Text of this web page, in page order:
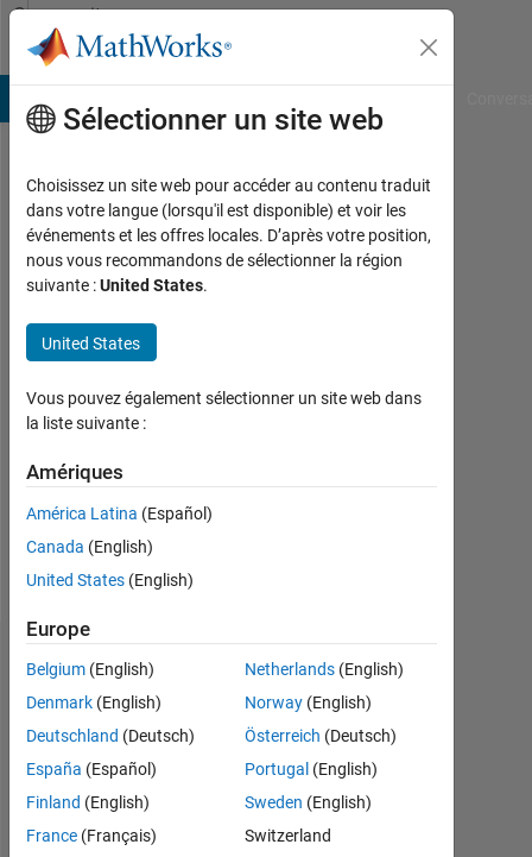
Passer au contenu
Community
Profile
ocelote
Actif
depuis
2012
Followers:
Following:
Follow
Message
Tableau de bord
Statistiques
MATLAB Answers
6
7
Sélectionner un site web
Choisissez un site web pour accéder au contenu traduit
dans votre langue (lorsqu'il est disponible) et voir les
événements et les offres locales. D’après votre position,
nous vous recommandons de sélectionner la région
suivante :United States.
United States
Vous pouvez également sélectionner un site web dans
la liste suivante :
Amériques
América Latina (Español)
Canada (English)
United States (English)
Europe
Belgium (English)
Denmark (English)
Deutschland (Deutsch)
España (Español)
Finland (English)
France (Français)
Netherlands(English)
Norway(English)
Österreich (Deutsch)
Portugal (English)
Sweden (English)
Switzerland